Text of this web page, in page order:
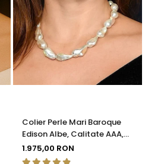
Colier Perle Mari Baroque
Edison Albe, Calitate AAA,
Aur 14K | KASKADDA®
1.975,00 RON